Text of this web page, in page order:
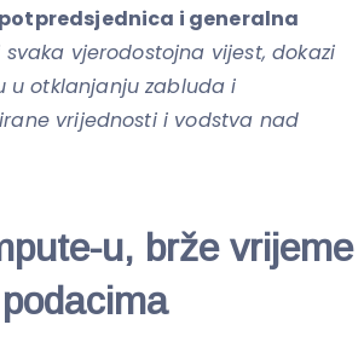
i generalna
svaka vjerodostojna vijest, dokazi
u otklanjanju zabluda i
vrijednosti i vodstva nad
u, brže vrijeme